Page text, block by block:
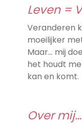
Leven =
Veranderen
moeilijker
Maar… mij
het houdt
kan en komt.
Over mij…